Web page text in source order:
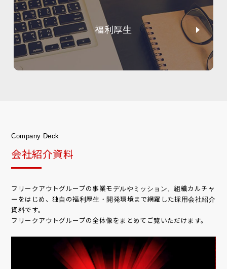
福利厚生
Company Deck
会社紹介資料
フリークアウトグループの事業モデルやミッション、組織カルチャ
ーをはじめ、独自の福利厚生・開発環境まで網羅した採用会社紹介
資料です。
フリークアウトグループの全体像をまとめてご覧いただけます。